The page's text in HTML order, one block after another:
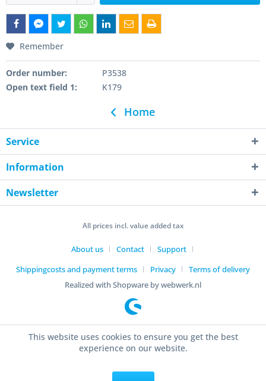
Remember
Order number:
P3538
Open text field 1:
K179
Home
Service
Information
Newsletter
All prices incl. value added tax
About us Contact
Support
Shippingcosts and payment terms
Privacy
Terms of delivery
Realized with Shopware by webwerk.nl
This website uses cookies to ensure you get the best
experience on our website.